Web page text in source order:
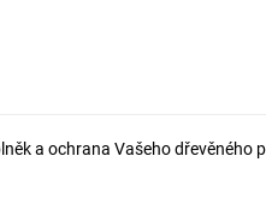
a ochrana Vašeho